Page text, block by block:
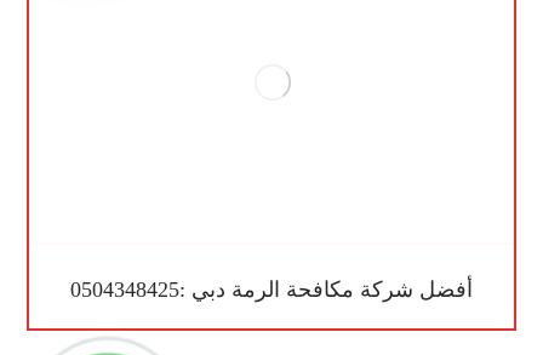
أفضل شركة مكافحة الرمة دبي :0504348425